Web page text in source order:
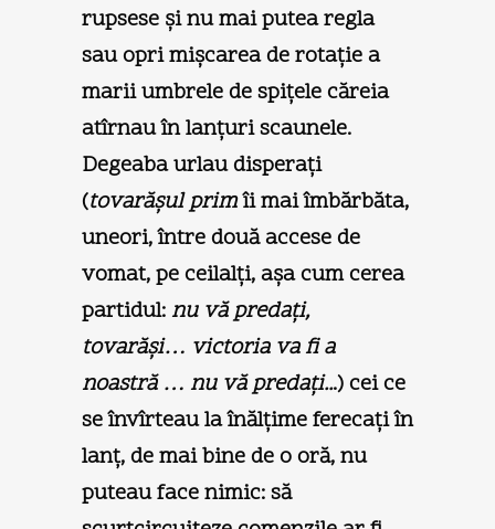
rupsese şi nu mai putea regla
sau opri mişcarea de rotaţie a
marii umbrele de spiţele căreia
atîrnau în lanţuri scaunele.
Degeaba urlau disperaţi
(tovarăşul primîi mai îmbărbăta,
uneori, între două accese de
vomat, pe ceilalţi, aşa cum cerea
partidul: nu vă predaţi,
tovarăşi… victoria va fi a
noastră … nu vă predaţi...) cei ce
se învîrteau la înălţime ferecaţi în
lanţ, de mai bine de o oră, nu
puteau face nimic: să